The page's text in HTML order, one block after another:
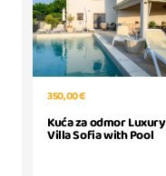
350,00 €
Kuća za odmor Luxury
Villa Sofia with Pool